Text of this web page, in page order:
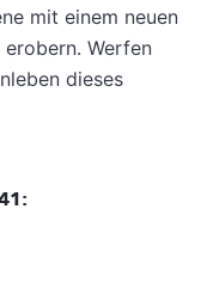
mit einem neuen
Werfen
dieses